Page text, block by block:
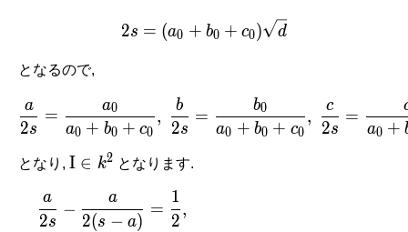
2s = (a_0+b_0+c_0)\sqrt
2s = (a0 + b0 + c0) d
となるので,
\frac{a}{2s} =
2s
a
=
a0 + b0 + c0
a0 ,
2s
b
=
a0 + b0 + c0
b0 ,
2s
c
=
a0 +
となり, \mathrm
I ∈ k2 となります.
2s
a
−
2(s − a)
a
=
2
1
,